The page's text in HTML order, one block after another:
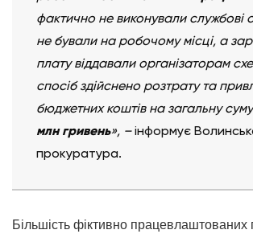
фактично не виконували службові
не бували на робочому місці, а
плату віддавали організаторам
спосіб здійснено розтрату та
бюджетних коштів на загальну
млн гривень», –інформує
прокуратура.
Більшість фіктивно працевлаштованих